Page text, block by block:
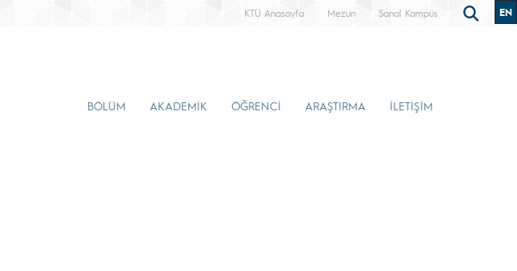
KTÜ Anasayfa Mezun Sanal Kampüs EN
BÖLÜM AKADEMİK ÖĞRENCİ ARAŞTIRMA İLETİŞİM